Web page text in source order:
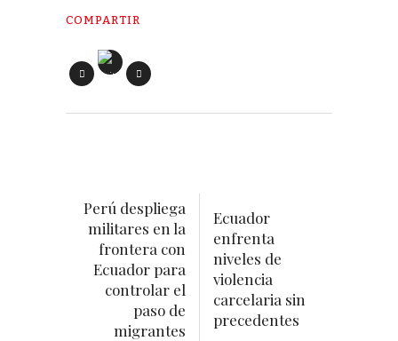
COMPARTIR
Perú despliega
militares en la
frontera con
Ecuador para
controlar el
paso de
migrantes
Ecuador
enfrenta
niveles de
violencia
carcelaria sin
precedentes